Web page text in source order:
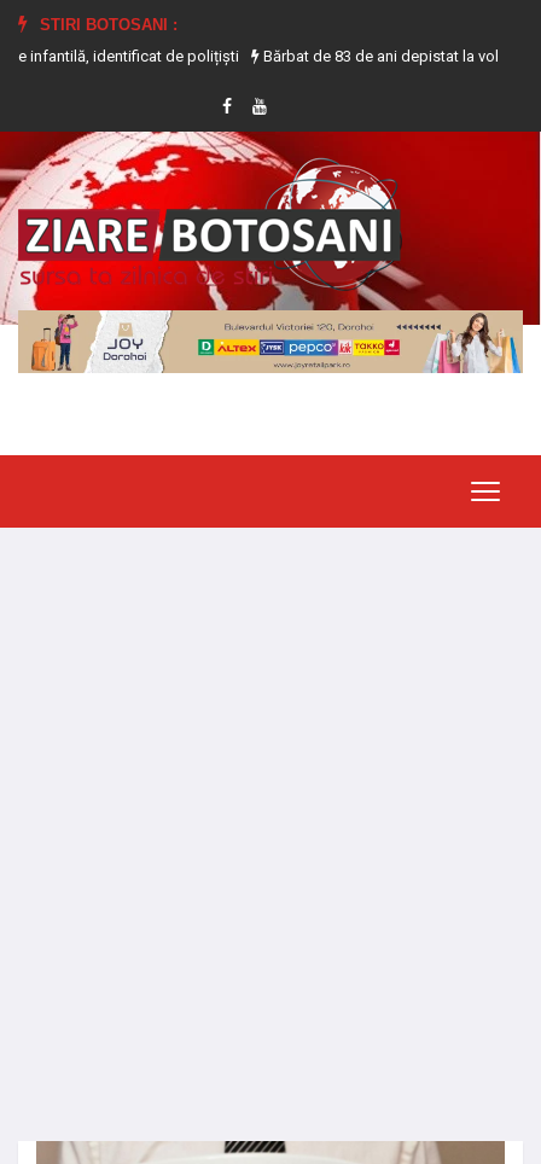
STIRI BOTOSANI :
identificat de polițiști
Bărbat de 83 de ani depistat la volanul unui tractor